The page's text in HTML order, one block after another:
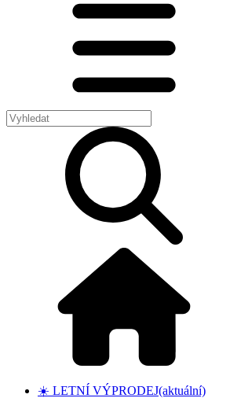
☀️ LETNÍ VÝPRODEJ(aktuální)